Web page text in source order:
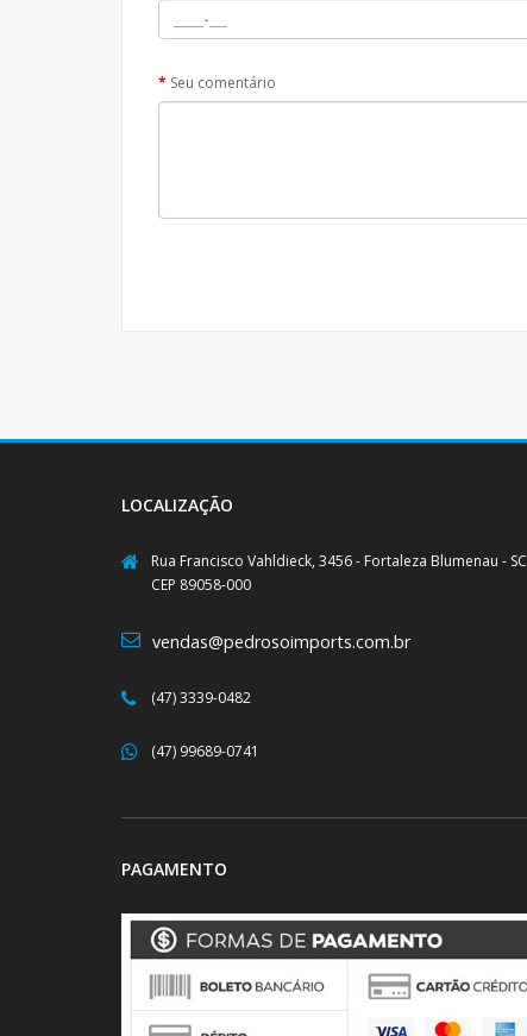
Seu comentário
LOCALIZAÇÃO
Rua Francisco Vahldieck, 3456 - Fortaleza Blumenau - SC
CEP 89058-000
vendas@pedrosoimports.com.br
(47) 3339-0482
(47) 99689-0741
PAGAMENTO